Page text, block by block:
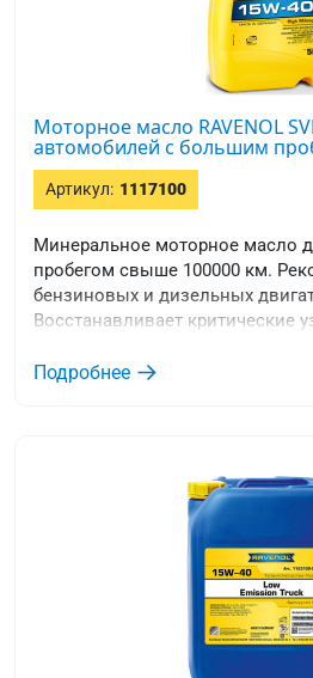
Моторное масло RAVENOL
автомобилей с большим
Артикул: 1117100
Минеральное моторное масло
пробегом свыше 100000 км.
бензиновых и дизельных
Восстанавливает критические
Подробнее